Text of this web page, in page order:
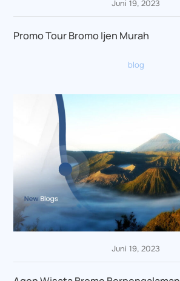
Juni 19, 2023
Promo Tour Bromo Ijen Murah
blog
Juni 19, 2023